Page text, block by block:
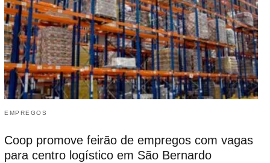
EMPREGOS
Coop promove feirão de empregos com vagas
para centro logístico em São Bernardo